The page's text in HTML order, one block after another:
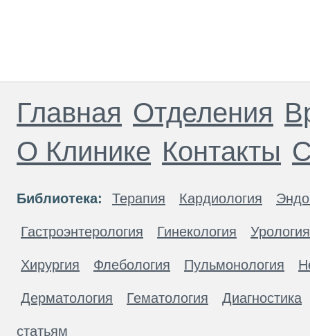
Главная Отделения
О Клинике Контакты
Библиотека: Терапия Кардиология
Гастроэнтерология Гинекология Урология
Хирургия Флебология Пульмонология
Дерматология Гематология Диагностика
статьям